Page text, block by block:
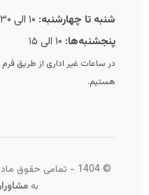
شنبه تا چهارشنبه:
پنجشنبه‌ها:
در ساعات غیر اداری از طریق
هستیم.
© 1404 - تمامی
به